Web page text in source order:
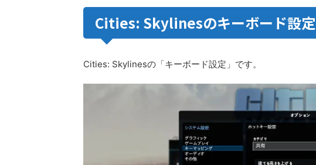
Cities: Skylinesのキーボード設定
Cities: Skylinesの「キーボード設定」です。